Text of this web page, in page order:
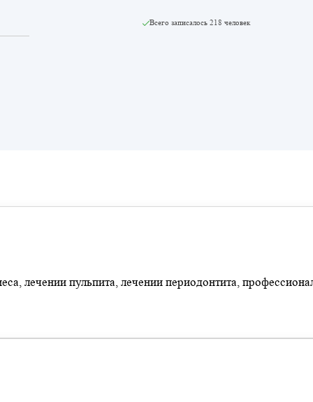
Всего записалось 218 человек
лечении пульпита, лечении периодонтита,